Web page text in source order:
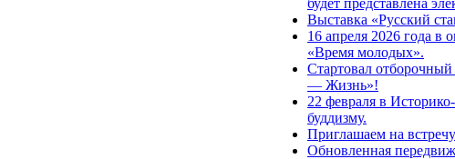
будет представлена
Выставка «Русский
16 апреля 2026 года в
«Время молодых».
Стартовал
— Жизнь»!
22 февраля в
буддизму.
Приглашаем на
Обновленная